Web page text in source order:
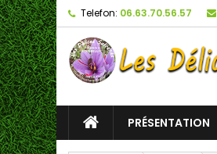
Telefon: 06.63.70.56.57
PRÉSENTATION